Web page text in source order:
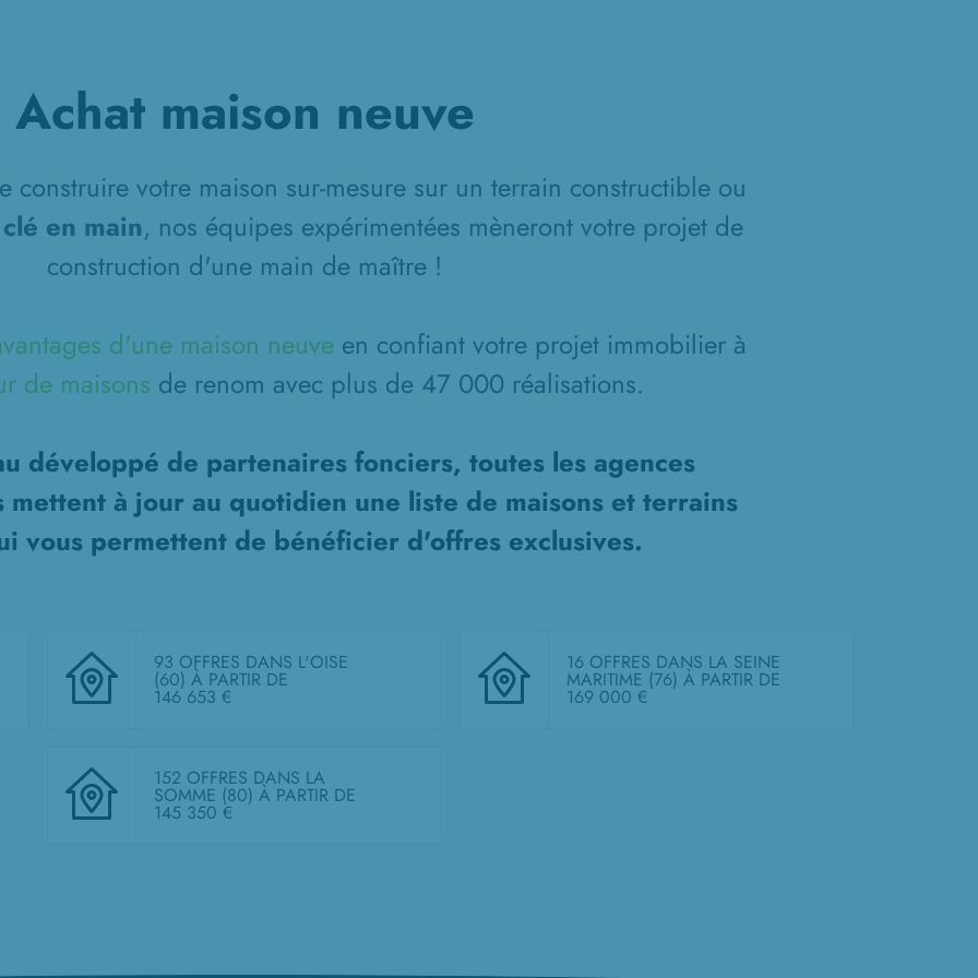
Achat maison neuve
construire votre maison sur-mesure sur un terrain constructible ou
en main, nos équipes expérimentées mèneront votre projet de
construction d'une main de maître !
d'une maison neuve en confiant votre projet immobilier à
de maisons de renom avec plus de 47 000 réalisations.
développé de partenaires fonciers, toutes les agences
mettent à jour au quotidien une liste de maisons et terrains
vous permettent de bénéficier d'offres exclusives.
93 OFFRES DANS L'OISE
(60)À PARTIR DE
146 653 €
16 OFFRES DANS LA SEINE
MARITIME (76) À PARTIR DE
169 000 €
152 OFFRES DANS LA
SOMME (80)À PARTIR DE
145 350 €